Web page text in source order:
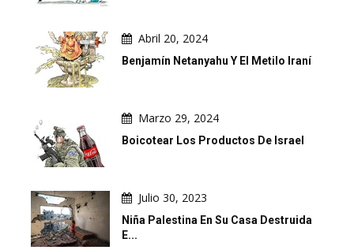
Abril 20, 2024
Benjamín Netanyahu Y El Metilo Iraní
Marzo 29, 2024
Boicotear Los Productos De Israel
Julio 30, 2023
Niña Palestina En Su Casa Destruida
E...